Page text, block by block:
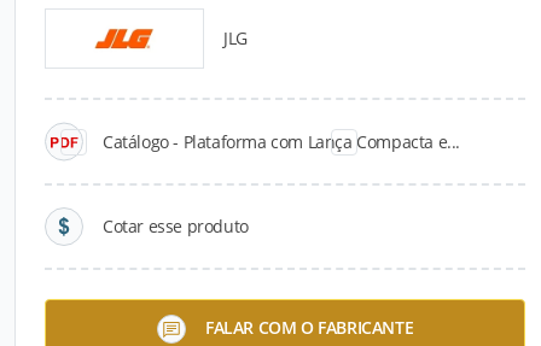
JLG
Catálogo - Plataforma com Lança Compacta e...
Cotar esse produto
FALAR COM O FABRICANTE
Catálogos para Download
Plataforma de Lança
Articulada 600AJN
Articulada 600AN